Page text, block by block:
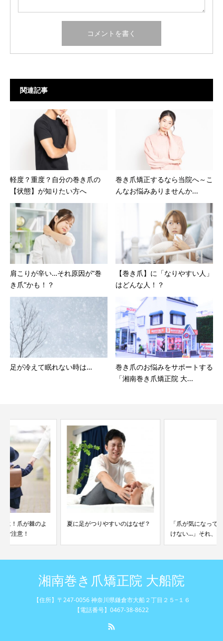
関連記事
軽度？重度？自分の巻き爪の
【状態】が知りたい方へ
巻き爪矯正するなら当院へ～こ
んなお悩みありませんか...
肩こりが辛い…それ原因が”巻
き爪”かも！？
【巻き爪】に「なりやすい人」
はどんな人！？
足が冷えて眠れない時は…
巻き爪のお悩みをサポートする
「湘南巻き爪矯正院 大...
夏に足がつりやすいのはなぜ？
「爪が気になってサンダルが履
けない…」それ、もしか...
湘南巻き爪矯正院 大船院
【住所】〒247-0056 神奈川県鎌倉市大船２丁目２５−１６
【電話番号】0467-38-8622